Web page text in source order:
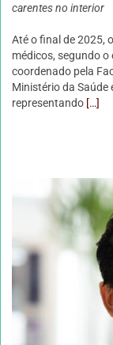
carentes no interior
Até o final de 2025,
médicos, segundo o
coordenado pela
Ministério da Saúde
representando[…]